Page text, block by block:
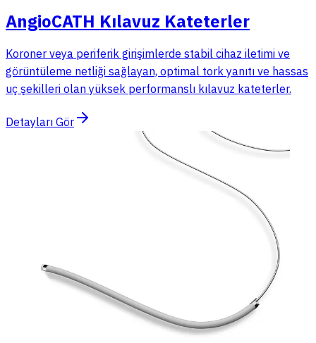
AngioCATH Kılavuz Kateterler
Koroner veya periferik girişimlerde stabil cihaz iletimi ve
görüntüleme netliği sağlayan, optimal tork yanıtı ve hassas
uç şekilleri olan yüksek performanslı kılavuz kateterler.
Detayları Gör